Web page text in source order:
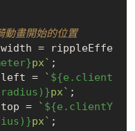
畫開始的位置
px` ;
=
` ${e.client
px` ;
=
` ${e.clientY
px` ;